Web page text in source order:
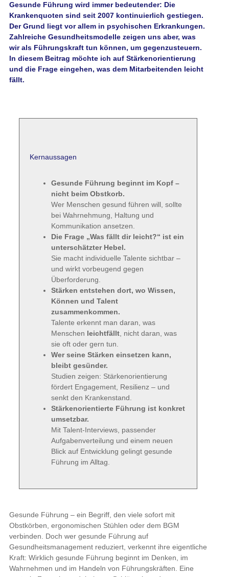
Gesunde Führung wird immer bedeutender: Die
Krankenquoten sind seit 2007 kontinuierlich gestiegen.
Der Grund liegt vor allem in psychischen Erkrankungen.
Zahlreiche Gesundheitsmodelle zeigen uns aber, was
wir als Führungskraft tun können, um gegenzusteuern.
In diesem Beitrag möchte ich auf Stärkenorientierung
und die Frage eingehen, was dem Mitarbeitenden leicht
fällt.
Kernaussagen
Gesunde Führung beginnt im Kopf –
nicht beim Obstkorb.
Wer Menschen gesund führen will, sollte
bei Wahrnehmung, Haltung und
Kommunikation ansetzen.
Die Frage „Was fällt dir leicht?“ ist ein
unterschätzter Hebel.
Sie macht individuelle Talente sichtbar –
und wirkt vorbeugend gegen
Überforderung.
Stärken entstehen dort, wo Wissen,
Können und Talent
zusammenkommen.
Talente erkennt man daran, was
Menschen leichtfällt, nicht daran, was
sie oft oder gern tun.
Wer seine Stärken einsetzen kann,
bleibt gesünder.
Studien zeigen: Stärkenorientierung
fördert Engagement, Resilienz – und
senkt den Krankenstand.
Stärkenorientierte Führung ist konkret
umsetzbar.
Mit Talent-Interviews, passender
Aufgabenverteilung und einem neuen
Blick auf Entwicklung gelingt gesunde
Führung im Alltag.
Gesunde Führung – ein Begriff, den viele sofort mit
Obstkörben, ergonomischen Stühlen oder dem BGM
verbinden. Doch wer gesunde Führung auf
Gesundheitsmanagement reduziert, verkennt ihre eigentliche
Kraft: Wirklich gesunde Führung beginnt im Denken, im
Wahrnehmen und im Handeln von Führungskräften. Eine